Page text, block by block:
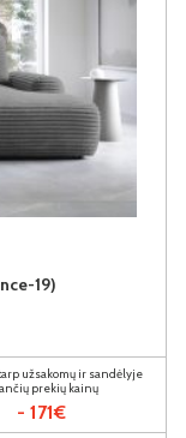
19)
užsakomų ir sandėlyje
prekių kainų
- 171€